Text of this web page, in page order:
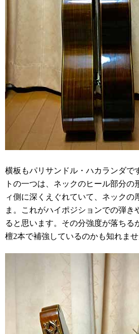
横板もパリサンドル・ハカランダで
トの一つは、ネックのヒール部分の
ィ側に深くえぐれていて、ネックの
ま。これがハイポジションでの弾き
ると思います。その分強度が落ちる
檀2本で補強しているのかも知れませ